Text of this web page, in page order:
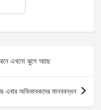
এখনো ঝুলে আছে
এবার অভিভাবকদের মানববন্ধন